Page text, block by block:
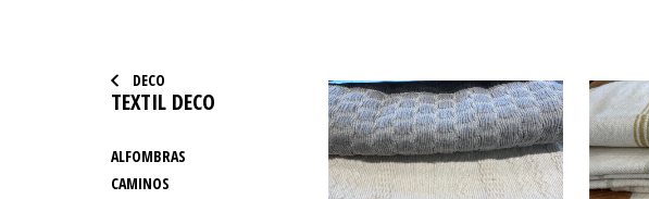
DECO
TEXTIL DECO
ALFOMBRAS
CAMINOS